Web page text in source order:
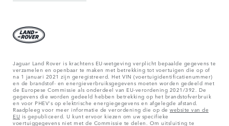
Jaguar Land Rover is krachtens EU-wetgeving verplicht bepaalde gegevens te
verzamelen en openbaar te maken met betrekking tot voertuigen die op of
na 1 januari 2021 zijn geregistreerd. Het VIN (voertuigidentificatienummer)
en de brandstof- en energieverbruiksgegevens moeten worden gedeeld met
de Europese Commissie als onderdeel van EU-verordening 2021/392. De
gegevens die worden gedeeld hebben betrekking op het brandstofverbruik
en voor PHEV's op elektrische energiegegevens en afgelegde afstand.
Raadpleeg voor meer informatie de verordening die op dewebsite van de
EU is gepubliceerd. U kunt ervoor kiezen om uw specifieke
voertuiggegevens niet met de Commissie te delen. Om uitsluiting te